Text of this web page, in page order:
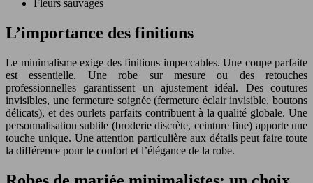
Fleurs sauvages
L’importance des finitions
Le minimalisme exige des finitions impeccables. Une coupe parfaite
est essentielle. Une robe sur mesure ou des retouches
professionnelles garantissent un ajustement idéal. Des coutures
invisibles, une fermeture soignée (fermeture éclair invisible, boutons
délicats), et des ourlets parfaits contribuent à la qualité globale. Une
personnalisation subtile (broderie discrète, ceinture fine) apporte une
touche unique. Une attention particulière aux détails peut faire toute
la différence pour le confort et l’élégance de la robe.